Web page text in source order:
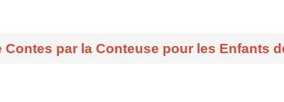
Contes par la Conteuse pour les Enfants